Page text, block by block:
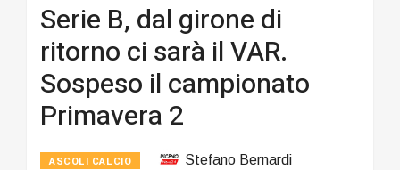
Serie B, dal girone di
ritorno ci sarà il VAR.
Sospeso il campionato
Primavera 2
ASCOLI CALCIO Stefano Bernardi